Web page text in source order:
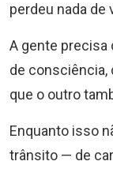
perdeu nada de
A gente precisa
de consciência,
que o outro
Enquanto isso
trânsito — de